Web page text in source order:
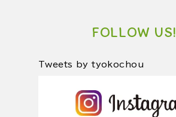
FOLLOW US!
Tweets by tyokochou